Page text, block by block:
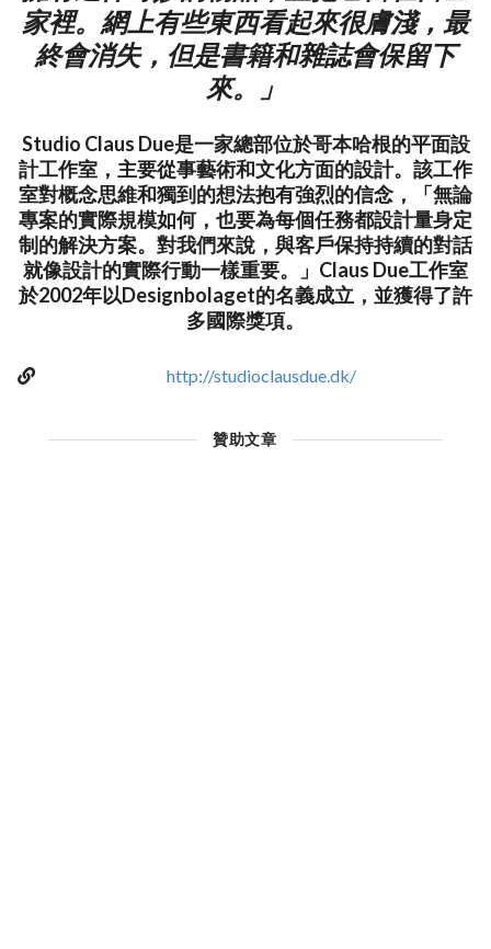
家裡。網上有些東西看起來很膚淺，最
終會消失，但是書籍和雜誌會保留下
來。」
Studio Claus Due是一家總部位於哥本哈根的平面設
計工作室，主要從事藝術和文化方面的設計。該工作
室對概念思維和獨到的想法抱有強烈的信念，「無論
專案的實際規模如何，也要為每個任務都設計量身定
制的解決方案。對我們來說，與客戶保持持續的對話
就像設計的實際行動一樣重要。」Claus Due工作室
於2002年以Designbolaget的名義成立，並獲得了許
多國際獎項。
http://studioclausdue.dk/
贊助文章